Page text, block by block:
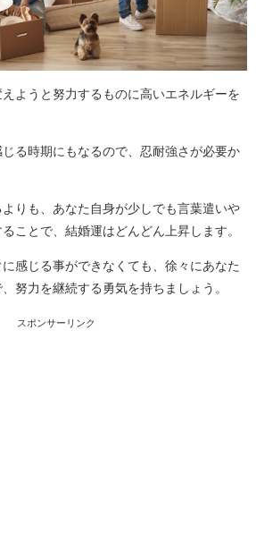
ようと努力するものに高いエネルギーを
る時期にもなるので、忍耐強さが必要か
りも、あなた自身が少しでも言葉遣いや
ことで、結婚運はどんどん上昇します。
感じる事ができなくても、徐々にあなた
努力を継続する勇気を持ちましょう。
スポンサーリンク